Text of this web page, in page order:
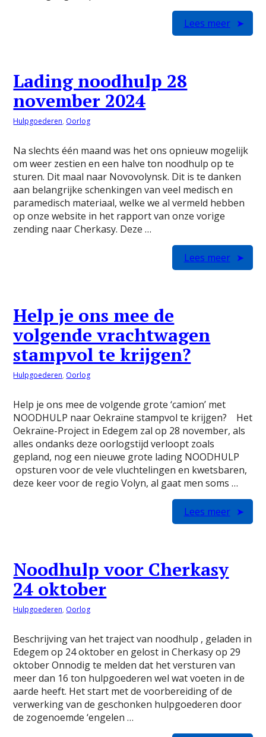
Lees meer
Lading noodhulp 28
november 2024
Hulpgoederen, Oorlog
Na slechts één maand was het ons opnieuw mogelijk
om weer zestien en een halve ton noodhulp op te
sturen. Dit maal naar Novovolynsk. Dit is te danken
aan belangrijke schenkingen van veel medisch en
paramedisch materiaal, welke we al vermeld hebben
op onze website in het rapport van onze vorige
zending naar Cherkasy. Deze …
Lees meer
Help je ons mee de
volgende vrachtwagen
stampvol te krijgen?
Hulpgoederen, Oorlog
Help je ons mee de volgende grote ‘camion’ met
NOODHULP naar Oekraïne stampvol te krijgen? Het
Oekraïne-Project in Edegem zal op 28 november, als
alles ondanks deze oorlogstijd verloopt zoals
gepland, nog een nieuwe grote lading NOODHULP
opsturen voor de vele vluchtelingen en kwetsbaren,
deze keer voor de regio Volyn, al gaat men soms …
Lees meer
Noodhulp voor Cherkasy
24 oktober
Hulpgoederen, Oorlog
Beschrijving van het traject van noodhulp , geladen in
Edegem op 24 oktober en gelost in Cherkasy op 29
oktober Onnodig te melden dat het versturen van
meer dan 16 ton hulpgoederen wel wat voeten in de
aarde heeft. Het start met de voorbereiding of de
verwerking van de geschonken hulpgoederen door
de zogenoemde ‘engelen …